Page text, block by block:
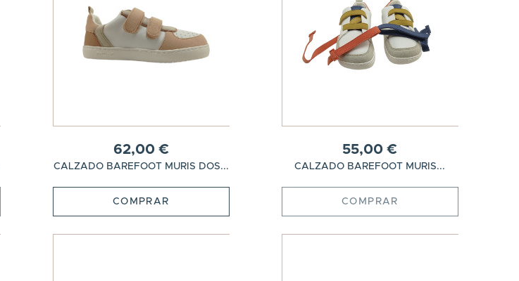
62,00 €
CALZADO BAREFOOT MURIS DOS...
COMPRAR
55,00 €
CALZADO BAREFOOT MURIS...
COMPRAR